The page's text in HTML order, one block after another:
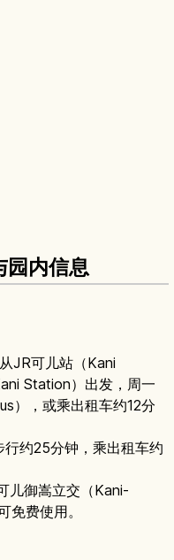
园内信息
JR可儿站（Kani
Station）出发，周一
），或乘出租车约12分
约25分钟，乘出租车约
儿御嵩立交（Kani-
费使用。